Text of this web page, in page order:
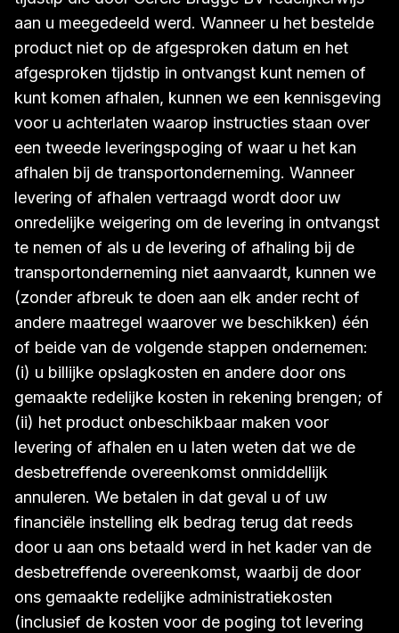
aan u meegedeeld werd. Wanneer u het bestelde
product niet op de afgesproken datum en het
afgesproken tijdstip in ontvangst kunt nemen of
kunt komen afhalen, kunnen we een kennisgeving
voor u achterlaten waarop instructies staan over
een tweede leveringspoging of waar u het kan
afhalen bij de transportonderneming. Wanneer
levering of afhalen vertraagd wordt door uw
onredelijke weigering om de levering in ontvangst
te nemen of als u de levering of afhaling bij de
transportonderneming niet aanvaardt, kunnen we
(zonder afbreuk te doen aan elk ander recht of
andere maatregel waarover we beschikken) één
of beide van de volgende stappen ondernemen:
(i) u billijke opslagkosten en andere door ons
gemaakte redelijke kosten in rekening brengen; of
(ii) het product onbeschikbaar maken voor
levering of afhalen en u laten weten dat we de
desbetreffende overeenkomst onmiddellijk
annuleren. We betalen in dat geval u of uw
financiële instelling elk bedrag terug dat reeds
door u aan ons betaald werd in het kader van de
desbetreffende overeenkomst, waarbij de door
ons gemaakte redelijke administratiekosten
(inclusief de kosten voor de poging tot levering